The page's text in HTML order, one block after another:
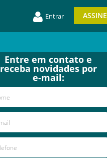
Entrar ASSINE
Entre em contato e
receba novidades por
e-mail: